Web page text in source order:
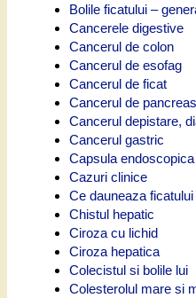
Bolile ficatului –
Cancerele digestive
Cancerul de colon
Cancerul de esofag
Cancerul de ficat
Cancerul de pancreas
Cancerul depistare,
Cancerul gastric
Capsula endoscopica
Cazuri clinice
Ce dauneaza ficatului
Chistul hepatic
Ciroza cu lichid
Ciroza hepatica
Colecistul si bolile lui
Colesterolul mare si